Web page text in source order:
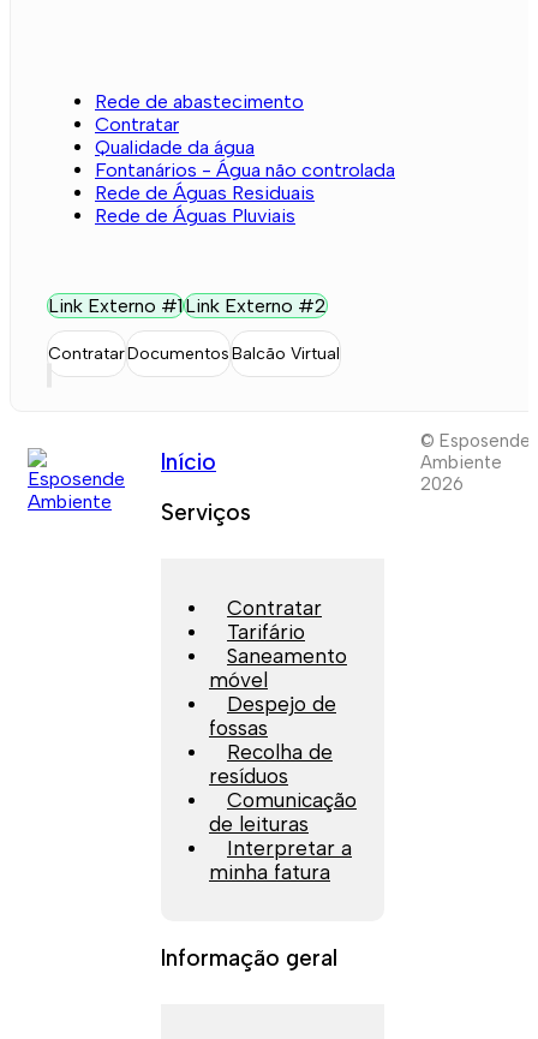
Rede de abastecimento
Contratar
Qualidade da água
Fontanários - Água não controlada
Rede de Águas Residuais
Rede de Águas Pluviais
Link Externo #1Link Externo #2
ContratarDocumentosBalcão Virtual
Início
Serviços
Contratar
Tarifário
Saneamento
móvel
Despejo de
fossas
Recolha de
resíduos
Comunicação
de leituras
Interpretar a
minha fatura
Informação geral
© Esposende
Ambiente
2026